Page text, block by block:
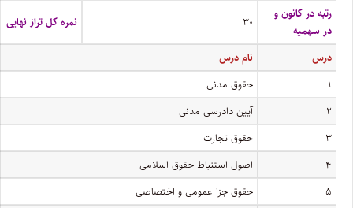
رتبه در کانون و
در سهمیه
۳۰ نمره کل تراز نهایی
درس
نام درس
۱
حقوق مدنی
۲
آیین دادرسی مدنی
۳
حقوق تجارت
۴
اصول استنباط حقوق اسلامی
۵
حقوق جزا عمومی و اختصاصی